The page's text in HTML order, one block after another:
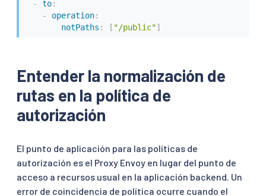
-
to:
-
operation:
notPaths : [ "/public"]
Entender la normalización de
rutas en la política de
autorización
El punto de aplicación para las políticas de
autorización es el Proxy Envoy en lugar del punto de
acceso a recursos usual en la aplicación backend. Un
error de coincidencia de política ocurre cuando el